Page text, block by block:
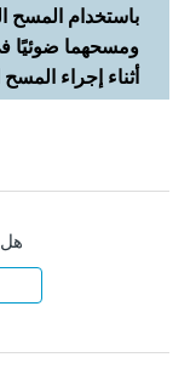
باستخدام المسح
ومسحهما ضوئيًا
أثناء إجراء
هل